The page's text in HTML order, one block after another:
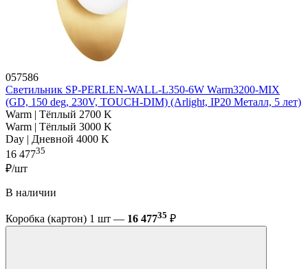
057586
Светильник SP-PERLEN-WALL-L350-6W Warm3200-MIX
(GD, 150 deg, 230V, TOUCH-DIM) (Arlight, IP20 Металл, 5 лет)
Warm | Тёплый 2700 K
Warm | Тёплый 3000 K
Day | Дневной 4000 K
16 47735
₽/шт
В наличии
Коробка (картон) 1 шт — 16 47735 ₽